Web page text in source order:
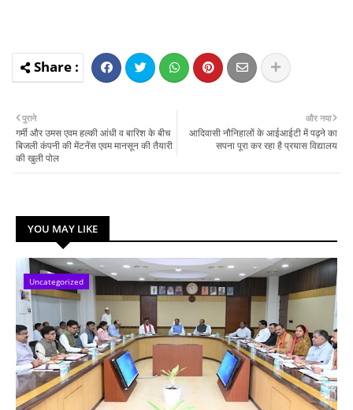
और नया
आदिवासी नौनिहालों के आईआईटी में पढ़ने का
सपना पूरा कर रहा है प्रयास विद्यालय
पुराने
गर्मी और उमस एवम हल्की आंधी व बारिश के बीच
बिजली कंपनी की मेंटनेंस एवम मानसून की तैयारी
की खुली पोल
YOU MAY LIKE
Uncategorized